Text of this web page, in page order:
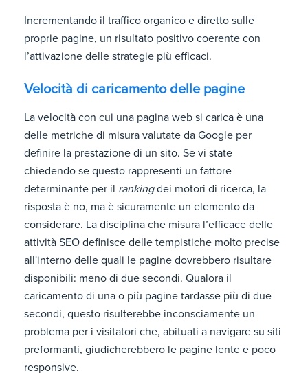
Incrementando il traffico organico e diretto sulle
proprie pagine, un risultato positivo coerente con
l’attivazione delle strategie più efficaci.
Velocità di caricamento delle pagine
La velocità con cui una pagina web si carica è una
delle metriche di misura valutate da Google per
definire la prestazione di un sito. Se vi state
chiedendo se questo rappresenti un fattore
determinante per il rankingdei motori di ricerca, la
risposta è no, ma è sicuramente un elemento da
considerare. La disciplina che misura l’efficace delle
attività SEO definisce delle tempistiche molto precise
all'interno delle quali le pagine dovrebbero risultare
disponibili: meno di due secondi. Qualora il
caricamento di una o più pagine tardasse più di due
secondi, questo risulterebbe inconsciamente un
problema per i visitatori che, abituati a navigare su siti
preformanti, giudicherebbero le pagine lente e poco
responsive.